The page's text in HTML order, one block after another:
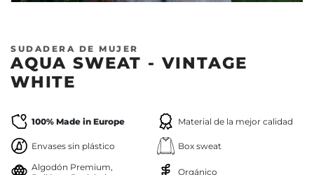
SUDADERA DE MUJER
AQUA SWEAT - VINTAGE
WHITE
100% Made in Europe Material de la mejor calidad
Envases sin plástico
Box sweat
Algodón Premium,
Orgánico